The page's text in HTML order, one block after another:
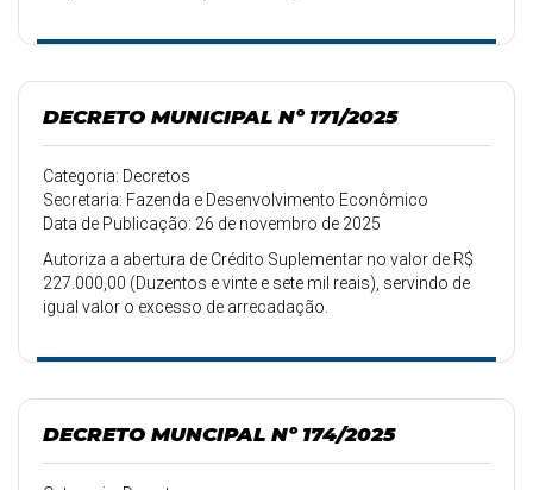
DECRETO MUNICIPAL Nº 171/2025
Categoria: Decretos
Secretaria: Fazenda e Desenvolvimento Econômico
Data de Publicação: 26 de novembro de 2025
Autoriza a abertura de Crédito Suplementar no valor de R$
227.000,00 (Duzentos e vinte e sete mil reais), servindo de
igual valor o excesso de arrecadação.
DECRETO MUNCIPAL Nº 174/2025